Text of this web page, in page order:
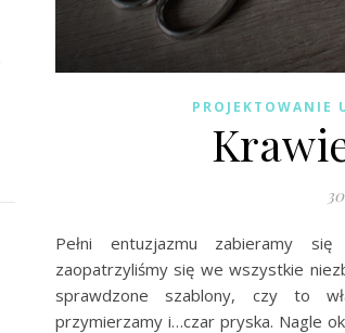
PROJEKTOWANIE
Pełni entuzjazmu zabieramy się
zaopatrzyliśmy się we wszystkie
sprawdzone szablony, czy to
przymierzamy i…czar pryska. Nagle